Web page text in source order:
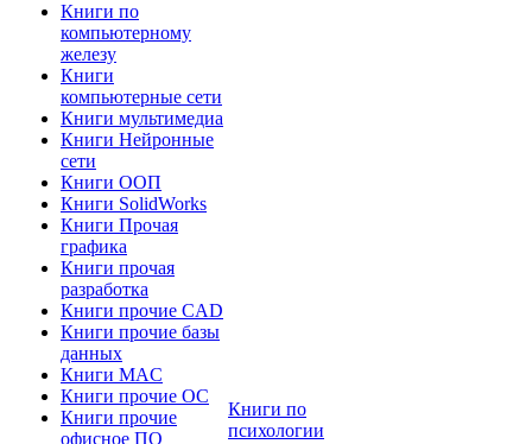
Книги по
компьютерному
железу
Книги
компьютерные сети
Книги мультимедиа
Книги Нейронные
сети
Книги ООП
Книги SolidWorks
Книги Прочая
графика
Книги прочая
разработка
Книги прочие CAD
Книги прочие базы
данных
Книги MAC
Книги прочие ОС
Книги прочие
офисное ПО
Книги по
психологии